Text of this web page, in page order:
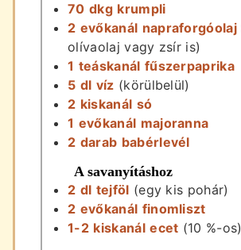
70 dkg krumpli
2 evőkanál napraforgóolaj
olívaolaj vagy zsír is)
1 teáskanál fűszerpaprika
5 dl víz (körülbelül)
2 kiskanál só
1 evőkanál majoranna
2 darab babérlevél
A savanyításhoz
2 dl tejföl (egy kis pohár)
2 evőkanál finomliszt
1-2 kiskanál ecet (10 %-os)